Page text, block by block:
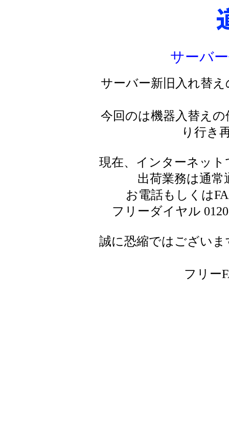
サーバ
サーバー新旧入れ替
今回のは機器入替え
り行き
現在、インターネッ
出荷業務は通
お電話もしくは
フリーダイヤル
誠に恐縮ではござい
フリー